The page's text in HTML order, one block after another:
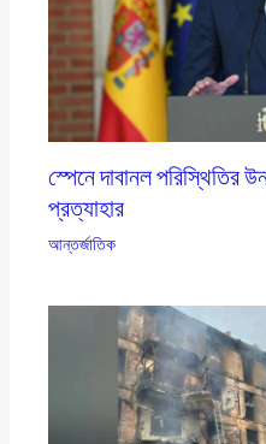
স্পেনে দাবানল পরিস্থিতির
প্রত্যাহার
আন্তর্জাতিক